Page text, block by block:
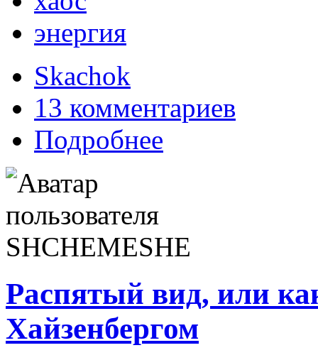
энергия
Skachok
13 комментариев
Подробнее
Распятый вид, или
Хайзенбергом